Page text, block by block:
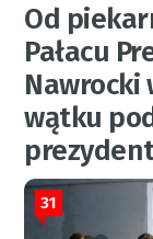
Od
Pałacu
Nawrocki
wątku
31